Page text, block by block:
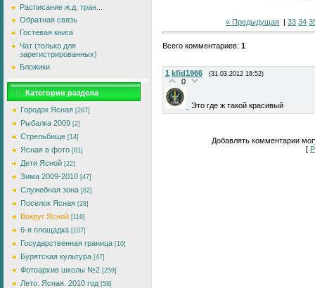
Расписание ж.д. тран...
Обратная связь
Гостевая книга
Чат (только для
зарегистрированных)
Бложики
Категории раздела
Городок Ясная [267]
Рыбалка 2009 [2]
Стрельбище [14]
Ясная в фото [81]
Дети Ясной [22]
Зима 2009-2010 [47]
Служебная зона [82]
Поселок Ясная [28]
Вокруг Ясной [116]
6-я площадка [107]
Государственная граница [10]
Бурятская культура [47]
Фотоархив школы №2 [259]
Лето. Ясная. 2010 год [58]
« Предыдущая | 33 34
Всего комментариев: 1
1 kfid1966 (31.03.2012 18:52)
0
Это где ж такой красивый
Добавлять комментарии
[